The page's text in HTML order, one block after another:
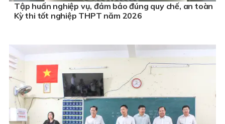
Tập huấn nghiệp vụ, đảm bảo đúng quy chế, an toàn
Kỳ thi tốt nghiệp THPT năm 2026